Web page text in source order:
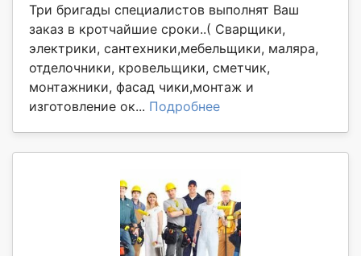
Три бригады специалистов выполнят Ваш
заказ в кротчайшие сроки..( Сварщики,
электрики, сантехники,мебельщики, маляра,
отделочники, кровельщики, сметчик,
монтажники, фасад чики,монтаж и
изготовление ок... Подробнее